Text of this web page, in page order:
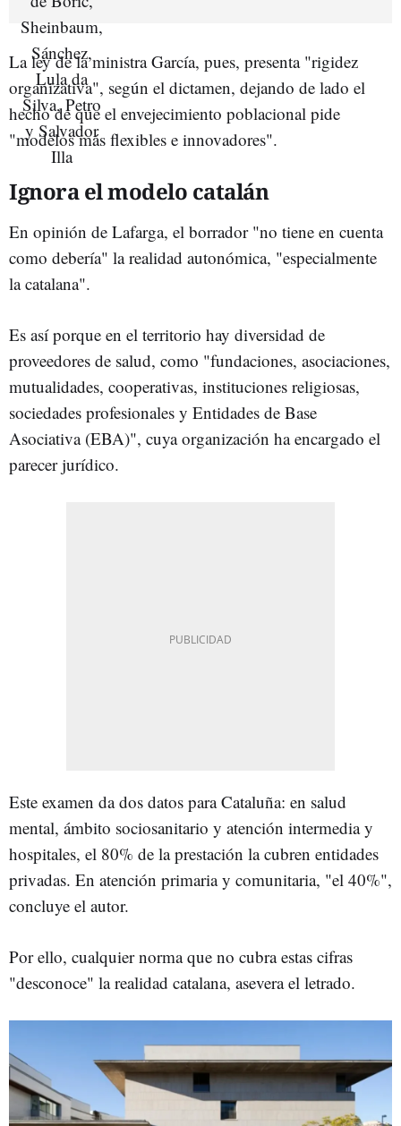
La ley de la ministra García, pues, presenta "rigidez
organizativa", según el dictamen, dejando de lado el
hecho de que el envejecimiento poblacional pide
"modelos más flexibles e innovadores".
Ignora el modelo catalán
En opinión de Lafarga, el borrador "no tiene en cuenta
como debería" la realidad autonómica, "especialmente
la catalana".
Es así porque en el territorio hay diversidad de
proveedores de salud, como "fundaciones, asociaciones,
mutualidades, cooperativas, instituciones religiosas,
sociedades profesionales y Entidades de Base
Asociativa (EBA)", cuya organización ha encargado el
parecer jurídico.
Este examen da dos datos para Cataluña: en salud
mental, ámbito sociosanitario y atención intermedia y
hospitales, el 80% de la prestación la cubren entidades
privadas. En atención primaria y comunitaria, "el 40%",
concluye el autor.
Por ello, cualquier norma que no cubra estas cifras
"desconoce" la realidad catalana, asevera el letrado.